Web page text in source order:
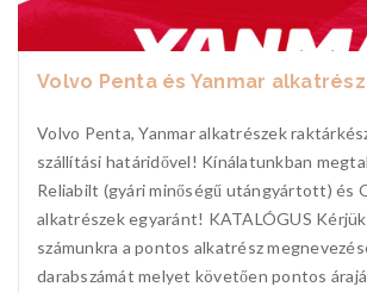
Volvo Penta és Yanmar
Volvo Penta, Yanmar alkatrészek
szállítási határidővel! Kínálatunkban
Reliabilt (gyári minőségű utángyártott) és
alkatrészek egyaránt! KATALÓGUS
számunkra a pontos alkatrész
darabszámát melyet követően pontos